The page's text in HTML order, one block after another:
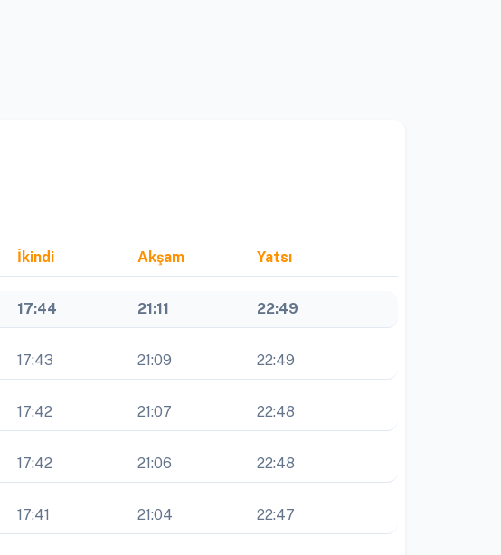
İkindi Akşam Yatsı
17:44 21:11 22:49
17:43 21:09 22:49
17:42 21:07 22:48
17:42 21:06 22:48
17:41 21:04 22:47